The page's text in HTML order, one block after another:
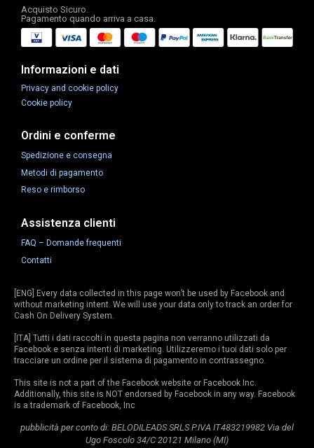
Acquisto Sicuro.
Pagamento quando arriva a casa.
Informazioni e dati
Privacy and cookie policy
Cookie policy
Ordini e conferme
Spedizione e consegna
Metodi di pagamento
Reso e rimborso
Assistenza clienti
FAQ – Domande frequenti
Contatti
[ENG] Every data collected in this page won’t be used by Facebook and
without marketing intent. We will use your data only to track an order for
Cash On Delivery System.
[ITA] Tutti i dati raccolti in questa pagina non verranno utilizzati da
Facebook e senza intenti di marketing. Utilizzeremo i tuoi dati solo per
tracciare un ordine per il sistema di pagamento in contrassegno.
This site is not a part of the Facebook website or Facebook Inc.
Additionally, this site is NOT endorsed by Facebook in any way. Facebook
is a trademark of Facebook, Inc
pubblicità per conto di: BELODILEADS SRLS P.IVA IT483219982 Via del
Ugo Foscolo 34/C 20121 Milano (MI)